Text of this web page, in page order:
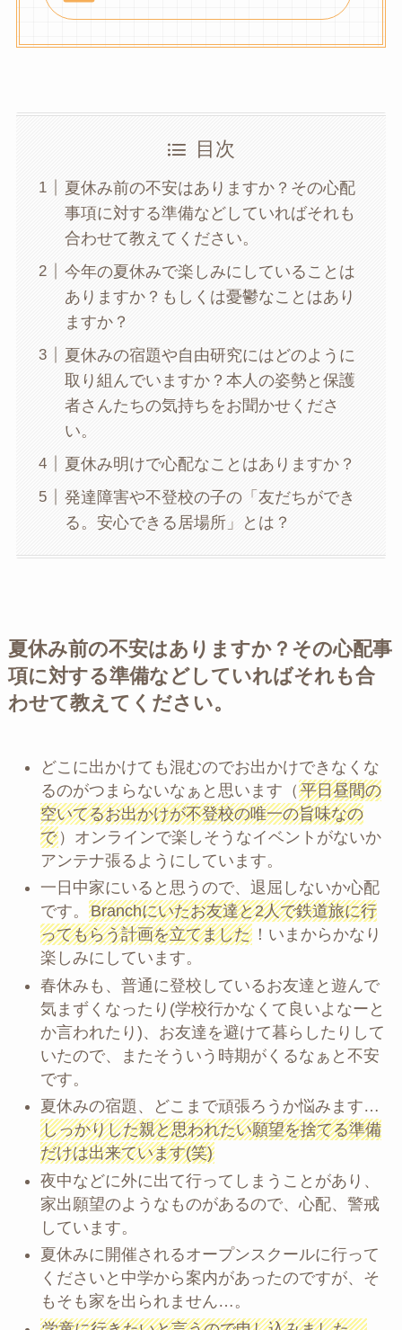
目次
夏休み前の不安はありますか？その心配
事項に対する準備などしていればそれも
合わせて教えてください。
今年の夏休みで楽しみにしていることは
ありますか？もしくは憂鬱なことはあり
ますか？
夏休みの宿題や自由研究にはどのように
取り組んでいますか？本人の姿勢と保護
者さんたちの気持ちをお聞かせくださ
い。
夏休み明けで心配なことはありますか？
発達障害や不登校の子の「友だちができ
る。安心できる居場所」とは？
夏休み前の不安はありますか？その心配事
項に対する準備などしていればそれも合
わせて教えてください。
どこに出かけても混むのでお出かけできなくな
るのがつまらないなぁと思います（ 平日昼間の
空いてるお出かけが不登校の唯一の旨味なの
で）オンラインで楽しそうなイベントがないか
アンテナ張るようにしています。
一日中家にいると思うので、退屈しないか心配
です。 Branchにいたお友達と2人で鉄道旅に行
ってもらう計画を立てました！いまからかなり
楽しみにしています。
春休みも、普通に登校しているお友達と遊んで
気まずくなったり(学校行かなくて良いよなーと
か言われたり)、お友達を避けて暮らしたりして
いたので、またそういう時期がくるなぁと不安
です。
夏休みの宿題、どこまで頑張ろうか悩みます…
しっかりした親と思われたい願望を捨てる準備
だけは出来ています(笑)
夜中などに外に出て行ってしまうことがあり、
家出願望のようなものがあるので、心配、警戒
しています。
夏休みに開催されるオープンスクールに行って
くださいと中学から案内があったのですが、そ
もそも家を出られません…。